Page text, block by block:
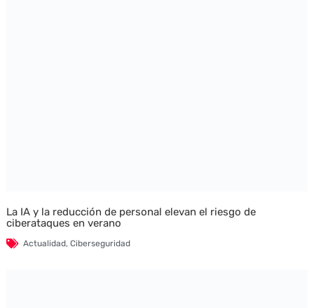
La IA y la reducción de personal elevan el riesgo de
ciberataques en verano
Actualidad, Ciberseguridad